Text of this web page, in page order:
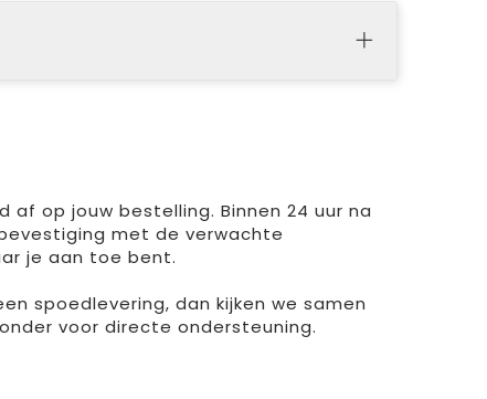
op jouw bestelling. Binnen 24 uur na
met de verwachte
je aan toe bent.
spoedlevering, dan kijken we samen
voor directe ondersteuning.